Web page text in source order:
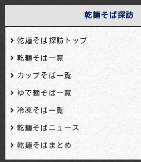
乾麺そば探訪
乾麺そば探訪トップ
乾麺そば一覧
カップそば一覧
ゆで麺そば一覧
冷凍そば一覧
乾麺そばニュース
乾麺そばまとめ